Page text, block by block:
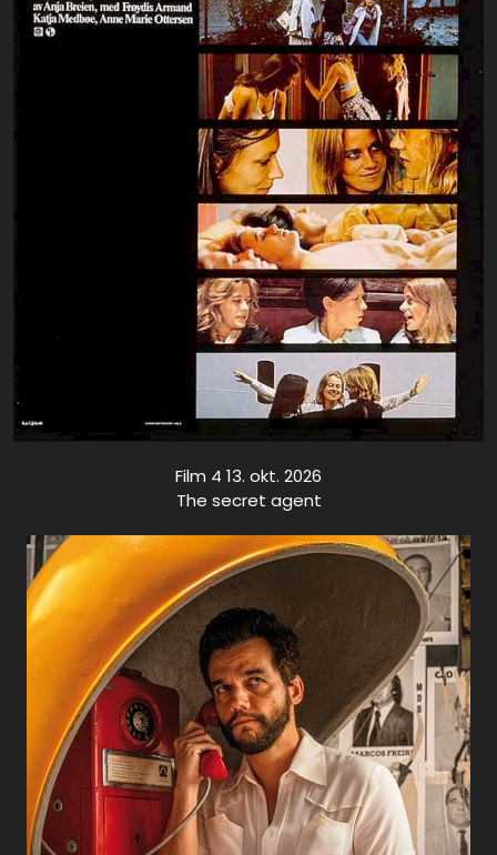
Film 4 13. okt. 2026
The secret agent